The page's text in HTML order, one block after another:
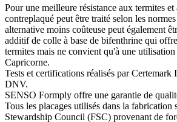
Pour une meilleure résistance aux termites
contreplaqué peut être traité selon les
alternative moins coûteuse peut également
additif de colle à base de bifenthrine qui
termites mais ne convient qu'à une
Capricorne.
Tests et certifications réalisés par
DNV.
SENSO Formply offre une garantie de
Tous les placages utilisés dans la fabrication
Stewardship Council (FSC) provenant de